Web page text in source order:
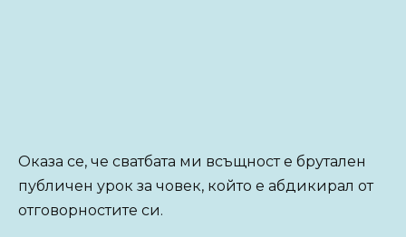
Оказа се, че сватбата ми всъщност е брутален
публичен урок за човек, който е абдикирал от
отговорностите си.